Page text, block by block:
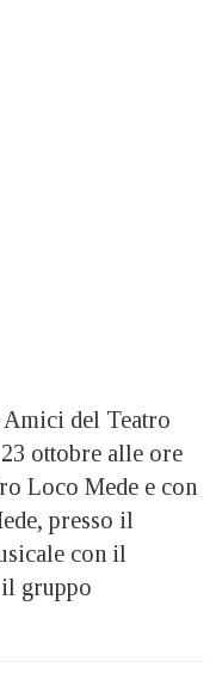
Amici del Teatro
ottobre alle ore
Loco Mede e con
presso il
con il
gruppo